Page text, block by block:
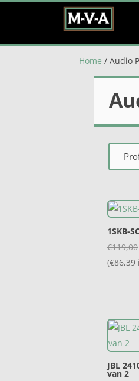
Home / Audio
1SKB-
€119,00
(€86,39
JBL
van 2